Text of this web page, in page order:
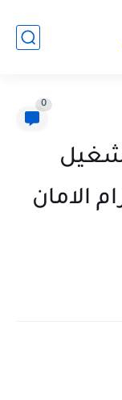
0
تشغيل
الامان